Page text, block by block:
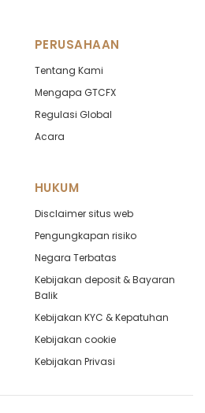
PERUSAHAAN
Tentang Kami
Mengapa GTCFX
Regulasi Global
Acara
HUKUM
Disclaimer situs web
Pengungkapan risiko
Negara Terbatas
Kebijakan deposit & Bayaran
Balik
Kebijakan KYC & Kepatuhan
Kebijakan cookie
Kebijakan Privasi